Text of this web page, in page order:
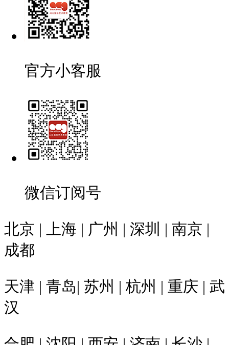
官方小客服
微信订阅号
北京 | 上海 | 广州 | 深圳 | 南京 |
成都
天津 | 青岛| 苏州 | 杭州 | 重庆 | 武
汉